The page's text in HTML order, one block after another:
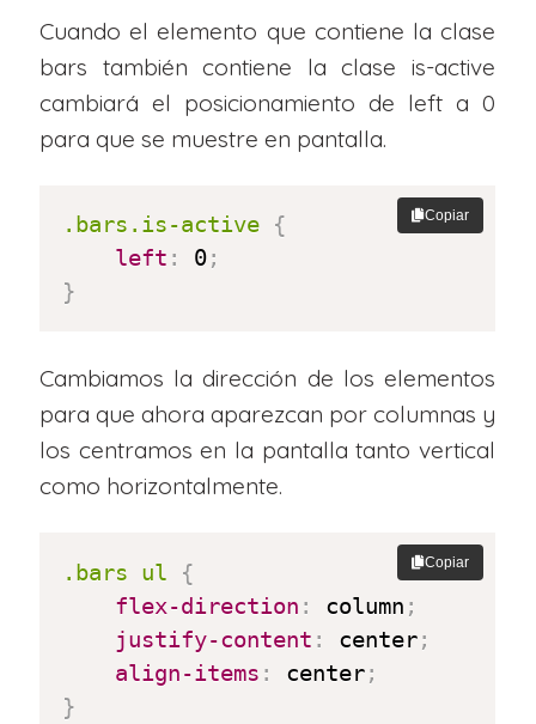
Cuando el elemento que contiene la clase
bars también contiene la clase is-active
cambiará el posicionamiento de left a 0
para que se muestre en pantalla.
.bars.is-active {
left : 0;
}
Copiar
Cambiamos la dirección de los elementos
para que ahora aparezcan por columnas y
los centramos en la pantalla tanto vertical
como horizontalmente.
.bars ul
{
flex-direction : column ;
justify-content : center;
align-items : center;
}
Copiar